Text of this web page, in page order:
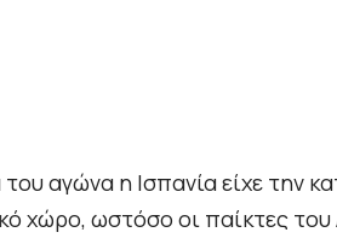
αγώνα η Ισπανία είχε την
χώρο, ωστόσο οι παίκτες του